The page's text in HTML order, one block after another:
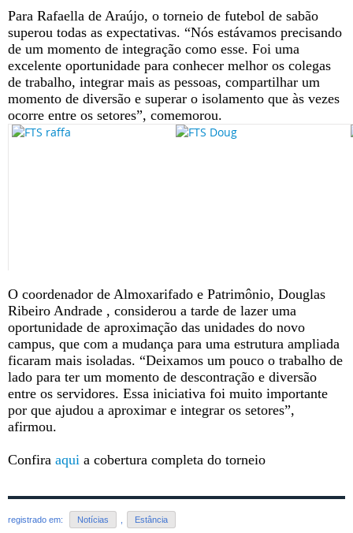
Para Rafaella de Araújo, o torneio de futebol de sabão
superou todas as expectativas. “Nós estávamos precisando
de um momento de integração como esse. Foi uma
excelente oportunidade para conhecer melhor os colegas
de trabalho, integrar mais as pessoas, compartilhar um
momento de diversão e superar o isolamento que às vezes
ocorre entre os setores”, comemorou.
O coordenador de Almoxarifado e Patrimônio, Douglas
Ribeiro Andrade , considerou a tarde de lazer uma
oportunidade de aproximação das unidades do novo
campus, que com a mudança para uma estrutura ampliada
ficaram mais isoladas. “Deixamos um pouco o trabalho de
lado para ter um momento de descontração e diversão
entre os servidores. Essa iniciativa foi muito importante
por que ajudou a aproximar e integrar os setores”,
afirmou.
Confira aqui a cobertura completa do torneio
registrado em: Notícias Estância